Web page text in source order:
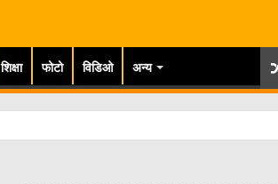
शिक्षा फोटो विडिओ अन्य